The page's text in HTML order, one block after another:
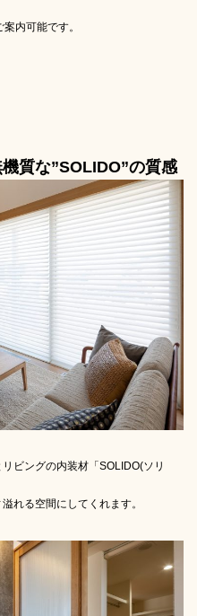
内可能です。
質な”SOLIDO”の質感
ビングの内装材「SOLIDO(ソリ
れる空間にしてくれます。